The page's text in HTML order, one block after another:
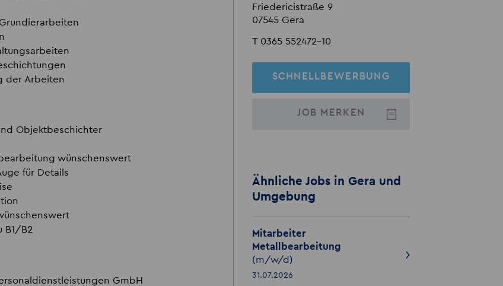
der Arbeiten
Objektbeschichter
wünschenswert
für Details
B1/B2
GmbH
Friedericistraße 9
07545 Gera
T 0365 552472-10
SCHNELLBEWERBUNG
JOB MERKEN
Ähnliche Jobs in Gera und
Umgebung
Mitarbeiter
Metallbearbeitung
(m/w/d)
31.07.2026